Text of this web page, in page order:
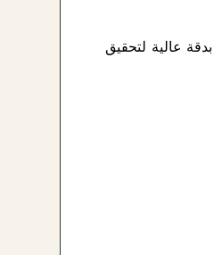
عالية لتحقيق